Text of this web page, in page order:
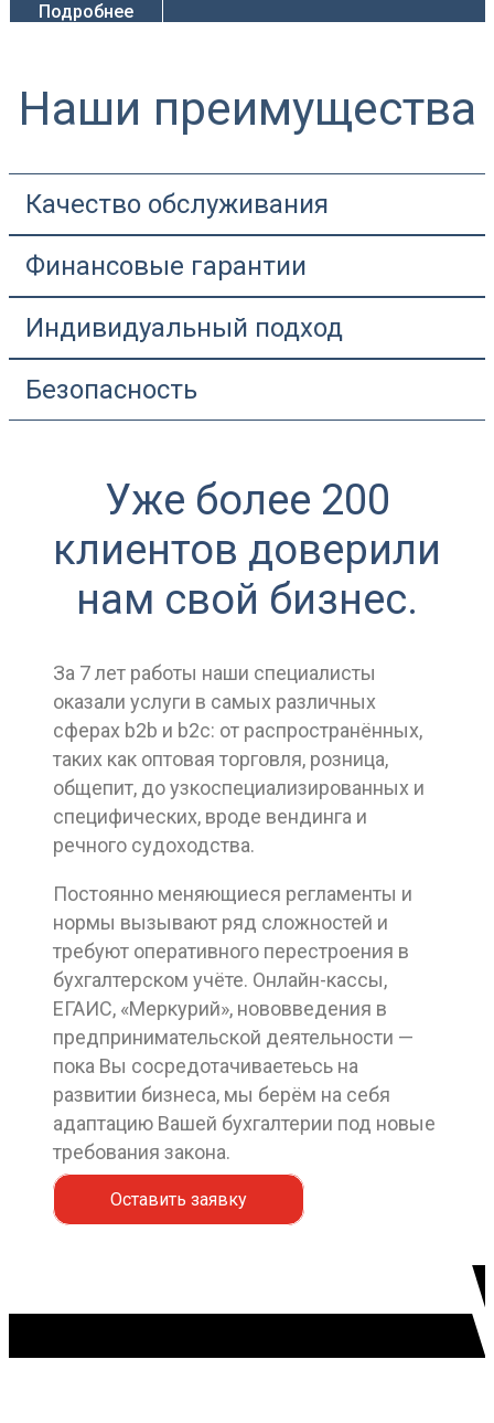
Подробнее
Наши преимущества
Качество обслуживания
Финансовые гарантии
Индивидуальный подход
Безопасность
Уже более 200
клиентов доверили
нам свой бизнес.
За 7 лет работы наши специалисты
оказали услуги в самых различных
сферах b2b и b2с: от распространённых,
таких как оптовая торговля, розница,
общепит, до узкоспециализированных и
специфических, вроде вендинга и
речного судоходства.
Постоянно меняющиеся регламенты и
нормы вызывают ряд сложностей и
требуют оперативного перестроения в
бухгалтерском учёте. Онлайн-кассы,
ЕГАИС, «Меркурий», нововведения в
предпринимательской деятельности —
пока Вы сосредотачиваетеьсь на
развитии бизнеса, мы берём на себя
адаптацию Вашей бухгалтерии под новые
требования закона.
Оставить заявку